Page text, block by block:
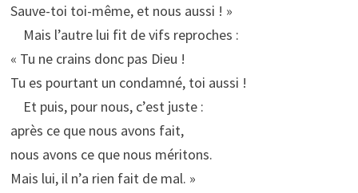
Sauve-toi toi-même, et nous aussi ! »
Mais l’autre lui fit de vifs reproches :
« Tu ne crains donc pas Dieu !
Tu es pourtant un condamné, toi aussi !
Et puis, pour nous, c’est juste :
après ce que nous avons fait,
nous avons ce que nous méritons.
Mais lui, il n’a rien fait de mal. »